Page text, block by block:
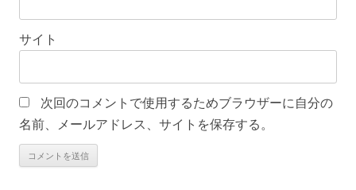
サイト
次回のコメントで使用するためブラウザーに自分の
名前、メールアドレス、サイトを保存する。